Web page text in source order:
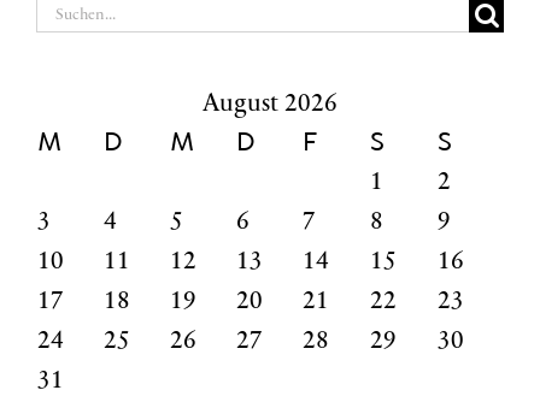
Suche
August 2026
M D M D F S S
1
2
3
4 5 6 7 8
9
10
11 12 13 14 15
16
17
18 19 20 21 22
23
24
25 26 27 28 29
30
31